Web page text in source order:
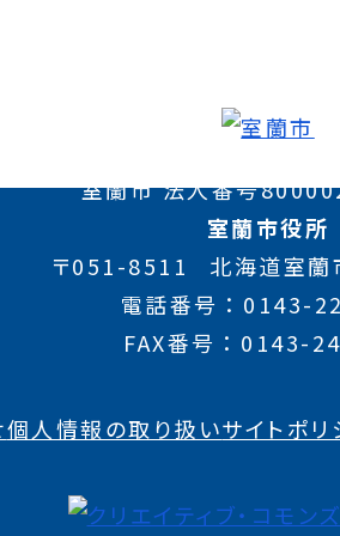
室蘭市 法人番号
室蘭市役所
〒051-8511
北海道室
電話番号
0143-
FAX番号
0143-
個人情報の取り扱いサイトポリ